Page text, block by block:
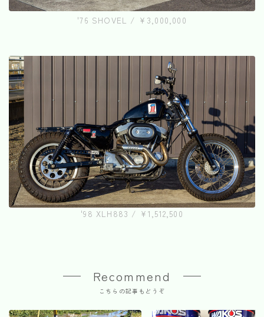
'76 SHOVEL / ¥3,000,000
'98 XLH883 / ¥1,512,500
Recommend
こちらの記事もどうぞ